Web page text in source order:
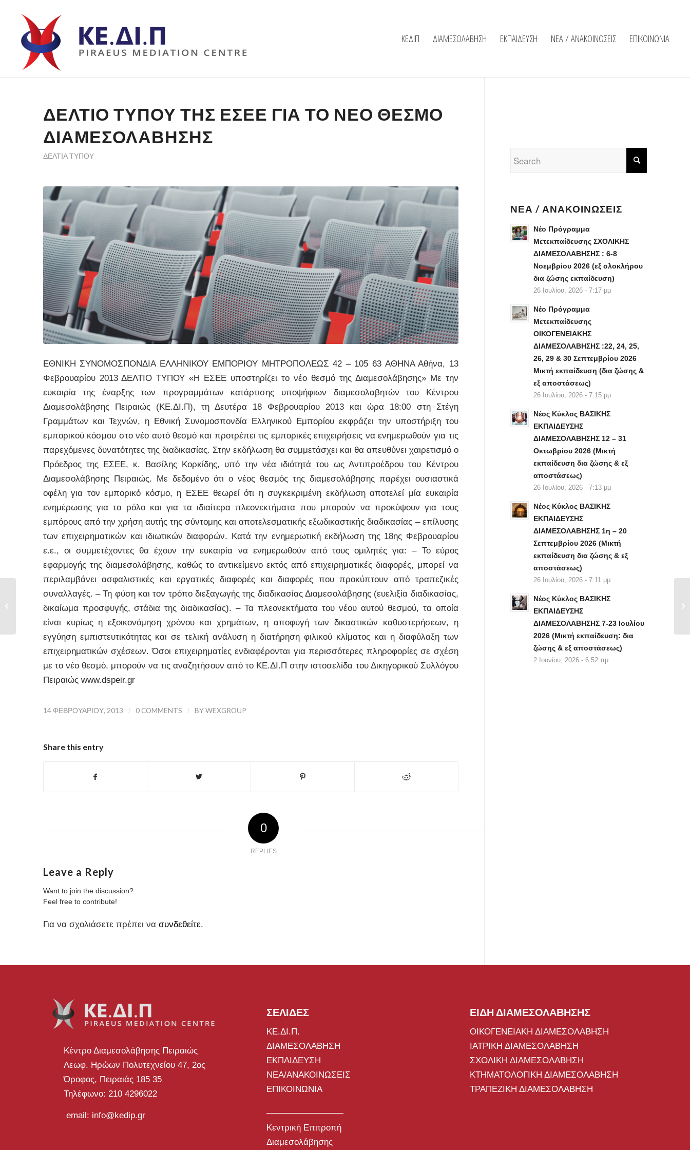
ΚΕΔΙΠ ΔΙΑΜΕΣΟΛΑΒΗΣΗ ΕΚΠΑΙΔΕΥΣΗ ΝΕΑ / ΑΝΑΚΟΙΝΩΣΕΙΣ ΕΠΙΚΟΙΝΩΝΙΑ
ΔΕΛΤΊΟ ΤΎΠΟΥ ΤΗΣ ΕΣΕΕ ΓΙΑ ΤΟ ΝΈΟ ΘΕΣΜΌ
ΔΙΑΜΕΣΟΛΆΒΗΣΗΣ
ΔΕΛΤΊΑ ΤΎΠΟΥ
ΕΘΝΙΚΗ ΣΥΝΟΜΟΣΠΟΝΔΙΑ ΕΛΛΗΝΙΚΟΥ ΕΜΠΟΡΙΟΥ ΜΗΤΡΟΠΟΛΕΩΣ 42 – 105 63 ΑΘΗΝΑ Αθήνα, 13
Φεβρουαρίου 2013 ΔΕΛΤΙΟ ΤΥΠΟΥ «Η ΕΣΕΕ υποστηρίζει το νέο θεσμό της Διαμεσολάβησης» Με την
ευκαιρία της έναρξης των προγραμμάτων κατάρτισης υποψήφιων διαμεσολαβητών του Κέντρου
Διαμεσολάβησης Πειραιώς (ΚΕ.ΔΙ.Π), τη Δευτέρα 18 Φεβρουαρίου 2013 και ώρα 18:00 στη Στέγη
Γραμμάτων και Τεχνών, η Εθνική Συνομοσπονδία Ελληνικού Εμπορίου εκφράζει την υποστήριξη του
εμπορικού κόσμου στο νέο αυτό θεσμό και προτρέπει τις εμπορικές επιχειρήσεις να ενημερωθούν για τις
παρεχόμενες δυνατότητες της διαδικασίας. Στην εκδήλωση θα συμμετάσχει και θα απευθύνει χαιρετισμό ο
Πρόεδρος της ΕΣΕΕ, κ. Βασίλης Κορκίδης, υπό την νέα ιδιότητά του ως Αντιπροέδρου του Κέντρου
Διαμεσολάβησης Πειραιώς. Με δεδομένο ότι ο νέος θεσμός της διαμεσολάβησης παρέχει ουσιαστικά
οφέλη για τον εμπορικό κόσμο, η ΕΣΕΕ θεωρεί ότι η συγκεκριμένη εκδήλωση αποτελεί μία ευκαιρία
ενημέρωσης για το ρόλο και για τα ιδιαίτερα πλεονεκτήματα που μπορούν να προκύψουν για τους
εμπόρους από την χρήση αυτής της σύντομης και αποτελεσματικής εξωδικαστικής διαδικασίας – επίλυσης
των επιχειρηματικών και ιδιωτικών διαφορών. Κατά την ενημερωτική εκδήλωση της 18ης Φεβρουαρίου
ε.ε., οι συμμετέχοντες θα έχουν την ευκαιρία να ενημερωθούν από τους ομιλητές για: – Το εύρος
εφαρμογής της διαμεσολάβησης, καθώς το αντικείμενο εκτός από επιχειρηματικές διαφορές, μπορεί να
περιλαμβάνει ασφαλιστικές και εργατικές διαφορές και διαφορές που προκύπτουν από τραπεζικές
συναλλαγές. – Τη φύση και τον τρόπο διεξαγωγής της διαδικασίας Διαμεσολάβησης (ευελιξία διαδικασίας,
δικαίωμα προσφυγής, στάδια της διαδικασίας). – Τα πλεονεκτήματα του νέου αυτού θεσμού, τα οποία
είναι κυρίως η εξοικονόμηση χρόνου και χρημάτων, η αποφυγή των δικαστικών καθυστερήσεων, η
εγγύηση εμπιστευτικότητας και σε τελική ανάλυση η διατήρηση φιλικού κλίματος και η διαφύλαξη των
επιχειρηματικών σχέσεων. Όσοι επιχειρηματίες ενδιαφέρονται για περισσότερες πληροφορίες σε σχέση
με το νέο θεσμό, μπορούν να τις αναζητήσουν από το ΚΕ.ΔΙ.Π στην ιστοσελίδα του Δικηγορικού Συλλόγου
Πειραιώς www.dspeir.gr
14 ΦΕΒΡΟΥΑΡΊΟΥ, 2013 / 0 COMMENTS / BYWEXGROUP
Share this entry
0
REPLIES
Leave a Reply
Want to join the discussion?
Feel free to contribute!
Για να σχολιάσετε πρέπει να συνδεθείτε.
ΝΈΑ / ΑΝΑΚΟΙΝΏΣΕΙΣ
Νέο Πρόγραμμα
Μετεκπαίδευσης ΣΧΟΛΙΚΗΣ
ΔΙΑΜΕΣΟΛΑΒΗΣΗΣ : 6-8
Νοεμβρίου 2026 (εξ ολοκλήρου
δια ζώσης εκπαίδευση)
26 Ιουλίου, 2026 - 7:17 μμ
Νέο Πρόγραμμα
Μετεκπαίδευσης
ΟΙΚΟΓΕΝΕΙΑΚΗΣ
ΔΙΑΜΕΣΟΛΑΒΗΣΗΣ :22, 24, 25,
26, 29 & 30 Σεπτεμβρίου 2026
Μικτή εκπαίδευση (δια ζώσης &
εξ αποστάσεως)
26 Ιουλίου, 2026 - 7:15 μμ
Νέος Κύκλος ΒΑΣΙΚΗΣ
ΕΚΠΑΙΔΕΥΣΗΣ
ΔΙΑΜΕΣΟΛΑΒΗΣΗΣ 12 – 31
Οκτωβρίου 2026 (Μικτή
εκπαίδευση δια ζώσης & εξ
αποστάσεως)
26 Ιουλίου, 2026 - 7:13 μμ
Νέος Κύκλος ΒΑΣΙΚΗΣ
ΕΚΠΑΙΔΕΥΣΗΣ
ΔΙΑΜΕΣΟΛΑΒΗΣΗΣ 1η – 20
Σεπτεμβρίου 2026 (Μικτή
εκπαίδευση δια ζώσης & εξ
αποστάσεως)
26 Ιουλίου, 2026 - 7:11 μμ
Νέος Κύκλος ΒΑΣΙΚΗΣ
ΕΚΠΑΙΔΕΥΣΗΣ
ΔΙΑΜΕΣΟΛΑΒΗΣΗΣ 7-23 Ιουλίου
2026 (Μικτή εκπαίδευση: δια
ζώσης & εξ αποστάσεως)
2 Ιουνίου, 2026 - 6:52 πμ
Κέντρο Διαμεσολάβησης Πειραιώς
Λεωφ. Ηρώων Πολυτεχνείου 47, 2ος
Όροφος, Πειραιάς 185 35
Τηλέφωνο: 210 4296022
email: info@kedip.gr
ΣΕΛΙΔΕΣ
ΚΕ.ΔΙ.Π.
ΔΙΑΜΕΣΟΛΑΒΗΣΗ
ΕΚΠΑΙΔΕΥΣΗ
ΝΕΑ/ΑΝΑΚΟΙΝΩΣΕΙΣ
ΕΠΙΚΟΙΝΩΝΙΑ
Κεντρική Επιτροπή
Διαμεσολάβησης
ΕΙΔΗ ΔΙΑΜΕΣΟΛΑΒΗΣΗΣ
ΟΙΚΟΓΕΝΕΙΑΚΗ ΔΙΑΜΕΣΟΛΑΒΗΣΗ
ΙΑΤΡΙΚΗ ΔΙΑΜΕΣΟΛΑΒΗΣΗ
ΣΧΟΛΙΚΗ ΔΙΑΜΕΣΟΛΑΒΗΣΗ
ΚΤΗΜΑΤΟΛΟΓΙΚΗ ΔΙΑΜΕΣΟΛΑΒΗΣΗ
ΤΡΑΠΕΖΙΚΗ ΔΙΑΜΕΣΟΛΑΒΗΣΗ
Εναρκτήρια εκδήλωση
προγραμμάτων
κατάρτισης...